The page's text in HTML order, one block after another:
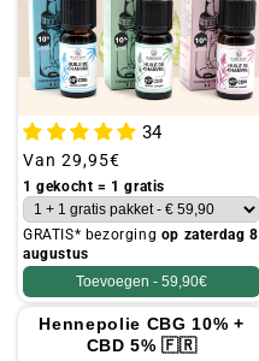
34
Gebruikelijke
prijs
Van 29,95€
1 gekocht = 1 gratis
GRATIS* bezorging op zaterdag 8
augustus
Toevoegen - 59,90€
Hennepolie CBG 10% +
CBD 5% 🇫🇷